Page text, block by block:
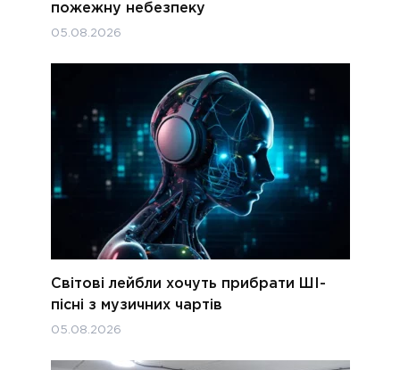
пожежну небезпеку
05.08.2026
Світові лейбли хочуть прибрати ШІ-
пісні з музичних чартів
05.08.2026